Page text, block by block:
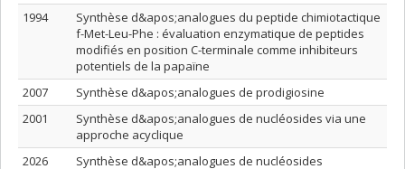
1994
Synthèse d&apos;analogues du peptide chimiotactique
f-Met-Leu-Phe : évaluation enzymatique de peptides
modifiés en position C-terminale comme inhibiteurs
potentiels de la papaïne
2007
Synthèse d&apos;analogues de prodigiosine
2001
Synthèse d&apos;analogues de nucléosides via une
approche acyclique
2026
Synthèse d&apos;analogues de nucléosides